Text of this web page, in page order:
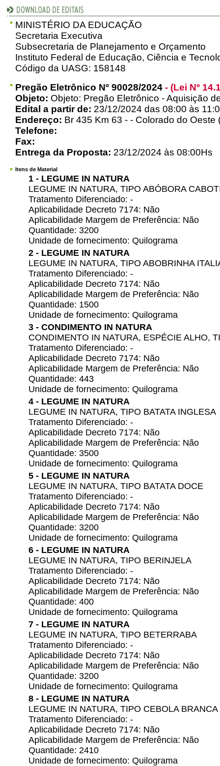
MINISTÉRIO DA EDUCAÇÃO
Secretaria Executiva
Subsecretaria de Planejamento e Orçamento
Instituto Federal de Educação, Ciência e
Código da UASG: 158148
Pregão Eletrônico Nº 90028/2024 - (Lei Nº
Objeto: Objeto: Pregão Eletrônico - Aquisição
Edital a partir de: 23/12/2024 das 08:00 às
Endereço: Br 435 Km 63 - - Colorado do Oeste
Telefone:
Fax:
Entrega da Proposta: 23/12/2024 às 08:00Hs
Itens de Material
1 - LEGUME IN NATURA
LEGUME IN NATURA, TIPO ABÓBORA
Tratamento Diferenciado: -
Aplicabilidade Decreto 7174: Não
Aplicabilidade Margem de Preferência: Não
Quantidade: 3200
Unidade de fornecimento: Quilograma
2 - LEGUME IN NATURA
LEGUME IN NATURA, TIPO ABOBRINHA
Tratamento Diferenciado: -
Aplicabilidade Decreto 7174: Não
Aplicabilidade Margem de Preferência: Não
Quantidade: 1500
Unidade de fornecimento: Quilograma
3 - CONDIMENTO IN NATURA
CONDIMENTO IN NATURA, ESPÉCIE ALHO,
Tratamento Diferenciado: -
Aplicabilidade Decreto 7174: Não
Aplicabilidade Margem de Preferência: Não
Quantidade: 443
Unidade de fornecimento: Quilograma
4 - LEGUME IN NATURA
LEGUME IN NATURA, TIPO BATATA INGLESA
Tratamento Diferenciado: -
Aplicabilidade Decreto 7174: Não
Aplicabilidade Margem de Preferência: Não
Quantidade: 3500
Unidade de fornecimento: Quilograma
5 - LEGUME IN NATURA
LEGUME IN NATURA, TIPO BATATA DOCE
Tratamento Diferenciado: -
Aplicabilidade Decreto 7174: Não
Aplicabilidade Margem de Preferência: Não
Quantidade: 3200
Unidade de fornecimento: Quilograma
6 - LEGUME IN NATURA
LEGUME IN NATURA, TIPO BERINJELA
Tratamento Diferenciado: -
Aplicabilidade Decreto 7174: Não
Aplicabilidade Margem de Preferência: Não
Quantidade: 400
Unidade de fornecimento: Quilograma
7 - LEGUME IN NATURA
LEGUME IN NATURA, TIPO BETERRABA
Tratamento Diferenciado: -
Aplicabilidade Decreto 7174: Não
Aplicabilidade Margem de Preferência: Não
Quantidade: 3200
Unidade de fornecimento: Quilograma
8 - LEGUME IN NATURA
LEGUME IN NATURA, TIPO CEBOLA BRANCA
Tratamento Diferenciado: -
Aplicabilidade Decreto 7174: Não
Aplicabilidade Margem de Preferência: Não
Quantidade: 2410
Unidade de fornecimento: Quilograma